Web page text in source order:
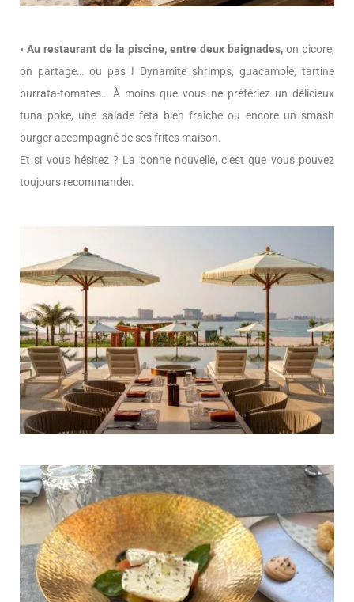
• Au restaurant de la piscine, entre deux baignades, on picore,
on partage… ou pas ! Dynamite shrimps, guacamole, tartine
burrata-tomates… À moins que vous ne préfériez un délicieux
tuna poke, une salade feta bien fraîche ou encore un smash
burger accompagné de ses frites maison.
Et si vous hésitez ? La bonne nouvelle, c’est que vous pouvez
toujours recommander.